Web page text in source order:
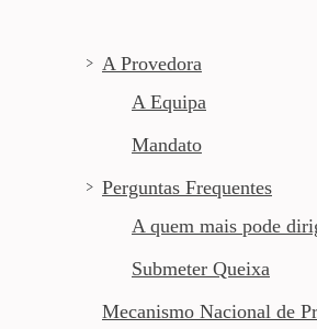
A Provedora
A Equipa
Mandato
Perguntas Frequentes
A quem mais pode
Submeter Queixa
Mecanismo Nacional de